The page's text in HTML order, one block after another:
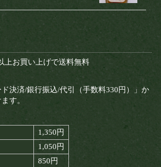
上お買い上げで送料無料
ド決済/銀行振込/代引（手数料330円）」か
す。
1,350円
1,050円
850円